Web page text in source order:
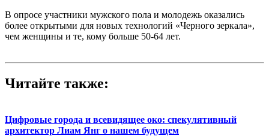
В опросе участники мужского пола и молодежь оказались
более открытыми для новых технологий «Черного зеркала»,
чем женщины и те, кому больше 50-64 лет.
Читайте также:
Цифровые города и всевидящее око: спекулятивный
архитектор Лиам Янг о нашем будущем